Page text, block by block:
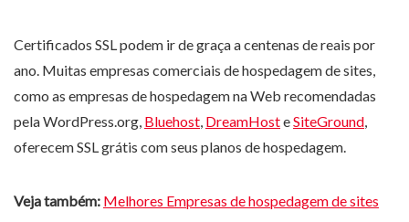
Certificados SSL podem ir de graça a centenas de reais por
ano. Muitas empresas comerciais de hospedagem de sites,
como as empresas de hospedagem na Web recomendadas
pela WordPress.org, Bluehost DreamHosteSiteGround
oferecem SSL grátis com seus planos de hospedagem.
Veja também: Melhores Empresas de hospedagem de sites